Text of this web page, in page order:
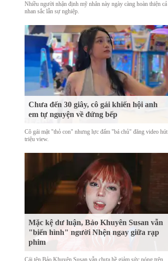
Nhiều người nhận định mỹ nhân này ngày càng hoàn thiện cả
nhan sắc lẫn sự nghiệp.
Chưa đến 30 giây, cô gái khiến hội anh
em tự nguyện về đứng bếp
Cô gái mặt "thỏ con" nhưng lực đấm "bá chủ" đăng video hút
triệu view.
Mặc kệ dư luận, Bảo Khuyên Susan vẫn
"biến hình" người Nhện ngay giữa rạp
phim
Cái tên Bảo Khuyên Susan vẫn chưa hề giảm sức nóng trên